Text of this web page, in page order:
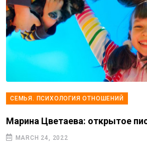
СЕМЬЯ. ПСИХОЛОГИЯ ОТНОШЕНИЙ
Марина Цветаева: открытое
MARCH 24, 2022